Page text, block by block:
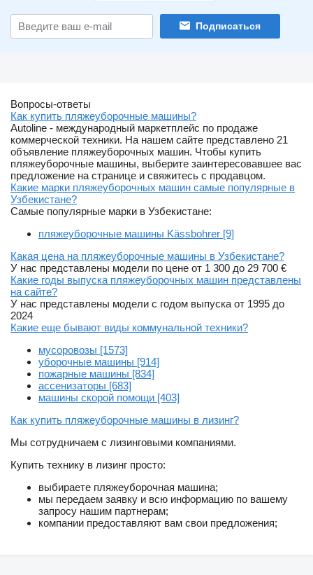
Подписаться
Вопросы-ответы
Как купить пляжеуборочные машины?
Autoline - международный маркетплейс по продаже
коммерческой техники. На нашем сайте представлено 21
объявление пляжеуборочных машин. Чтобы купить
пляжеуборочные машины, выберите заинтересовавшее вас
предложение на странице и свяжитесь с продавцом.
Какие марки пляжеуборочных машин самые популярные в
Узбекистане?
Самые популярные марки в Узбекистане:
пляжеуборочные машины Kässbohrer [9]
Какая цена на пляжеуборочные машины в Узбекистане?
У нас представлены модели по цене от 1 300 до 29 700 €
Какие годы выпуска пляжеуборочных машин представлены
на сайте?
У нас представлены модели с годом выпуска от 1995 до
2024
Какие еще бывают виды коммунальной техники?
мусоровозы [1573]
уборочные машины [914]
пожарные машины [834]
ассенизаторы [683]
машины скорой помощи [403]
Как купить пляжеуборочные машины в лизинг?
Мы сотрудничаем с лизинговыми компаниями.
Купить технику в лизинг просто:
выбираете пляжеуборочная машина;
мы передаем заявку и всю информацию по вашему
запросу нашим партнерам;
компании предоставляют вам свои предложения;